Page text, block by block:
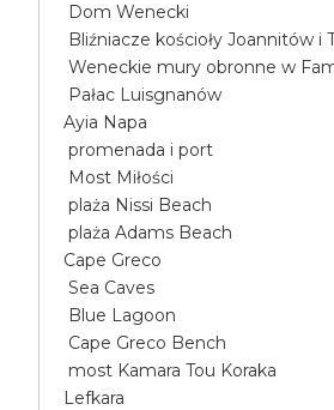
Dom Wenecki
Bliźniacze kościoły Joannitów i
Weneckie mury obronne w
Pałac Luisgnanów
Ayia Napa
promenada i port
Most Miłości
plaża Nissi Beach
plaża Adams Beach
Cape Greco
Sea Caves
Blue Lagoon
Cape Greco Bench
most Kamara Tou Koraka
Lefkara